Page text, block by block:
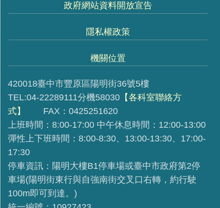
政府網站資料開放宣告
隱私權政策
機關位置
420018臺中市豐原區陽明街36號5樓
TEL:04-22289111分機58030 【各科室聯絡方
式】
FAX：0425251620
上班時間：8:00-17:00 中午休息時間：12:00-13:00
彈性上下班時間：8:00-8:30、13:00-13:30、17:00-
17:30
停車資訊：陽明大樓B1停車場或臺中市政府第2停
車場(陽明街東行與自強南街交叉口右轉，約行駛
100m即可到達。)